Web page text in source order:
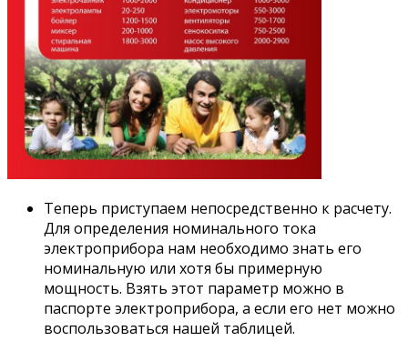
Теперь приступаем непосредственно к расчету.
Для определения номинального тока
электроприбора нам необходимо знать его
номинальную или хотя бы примерную
мощность. Взять этот параметр можно в
паспорте электроприбора, а если его нет можно
воспользоваться нашей таблицей.